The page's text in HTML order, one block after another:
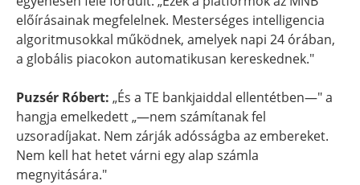
előírásainak megfelelnek. Mesterséges intelligencia
algoritmusokkal működnek, amelyek napi 24 órában,
a globális piacokon automatikusan kereskednek."
Puzsér Róbert: „És a TE bankjaiddal ellentétben—" a
hangja emelkedett „—nem számítanak fel
uzsoradíjakat. Nem zárják adósságba az embereket.
Nem kell hat hetet várni egy alap számla
megnyitására."